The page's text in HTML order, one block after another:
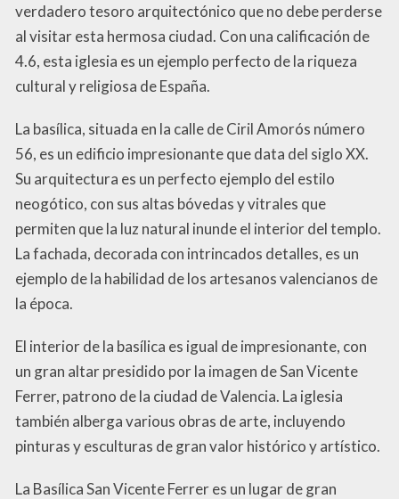
verdadero tesoro arquitectónico que no debe perderse
al visitar esta hermosa ciudad. Con una calificación de
4.6, esta iglesia es un ejemplo perfecto de la riqueza
cultural y religiosa de España.
La basílica, situada en la calle de Ciril Amorós número
56, es un edificio impresionante que data del siglo XX.
Su arquitectura es un perfecto ejemplo del estilo
neogótico, con sus altas bóvedas y vitrales que
permiten que la luz natural inunde el interior del templo.
La fachada, decorada con intrincados detalles, es un
ejemplo de la habilidad de los artesanos valencianos de
la época.
El interior de la basílica es igual de impresionante, con
un gran altar presidido por la imagen de San Vicente
Ferrer, patrono de la ciudad de Valencia. La iglesia
también alberga various obras de arte, incluyendo
pinturas y esculturas de gran valor histórico y artístico.
La Basílica San Vicente Ferrer es un lugar de gran